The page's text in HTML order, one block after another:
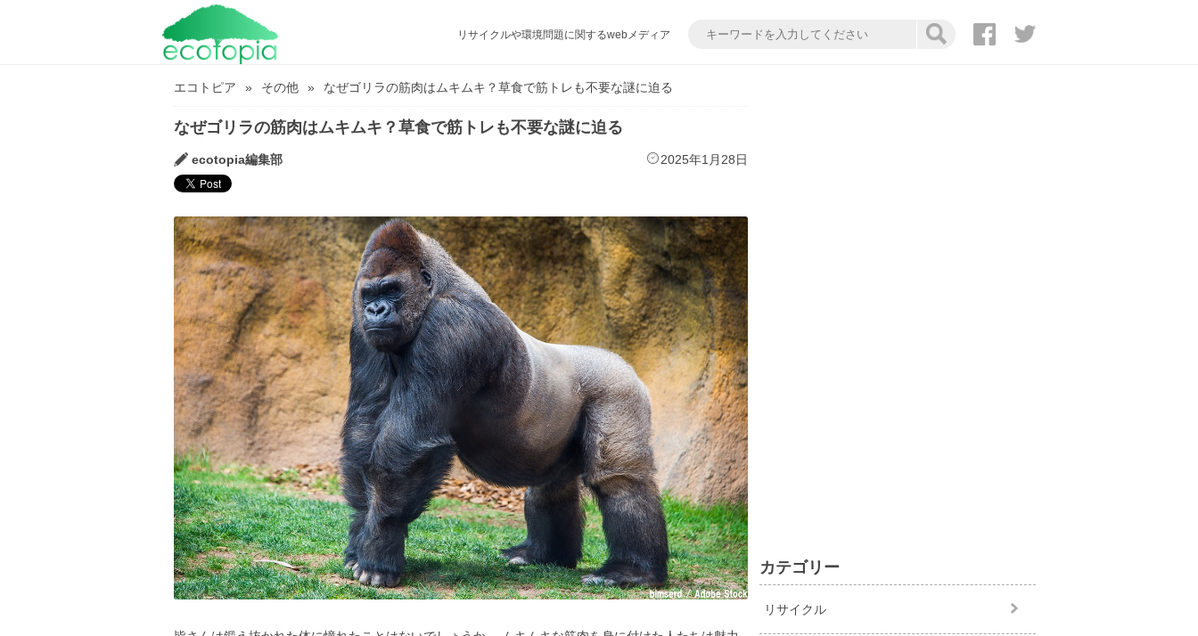
リサイクルや環境問題に関するwebメディア
エコトピア その他 なぜゴリラの筋肉はムキムキ？草食で筋トレも不要な謎に迫る
なぜゴリラの筋肉はムキムキ？草食で筋トレも不要な謎に迫る
ecotopia編集部 2025年1月28日
カテゴリー
リサイクル